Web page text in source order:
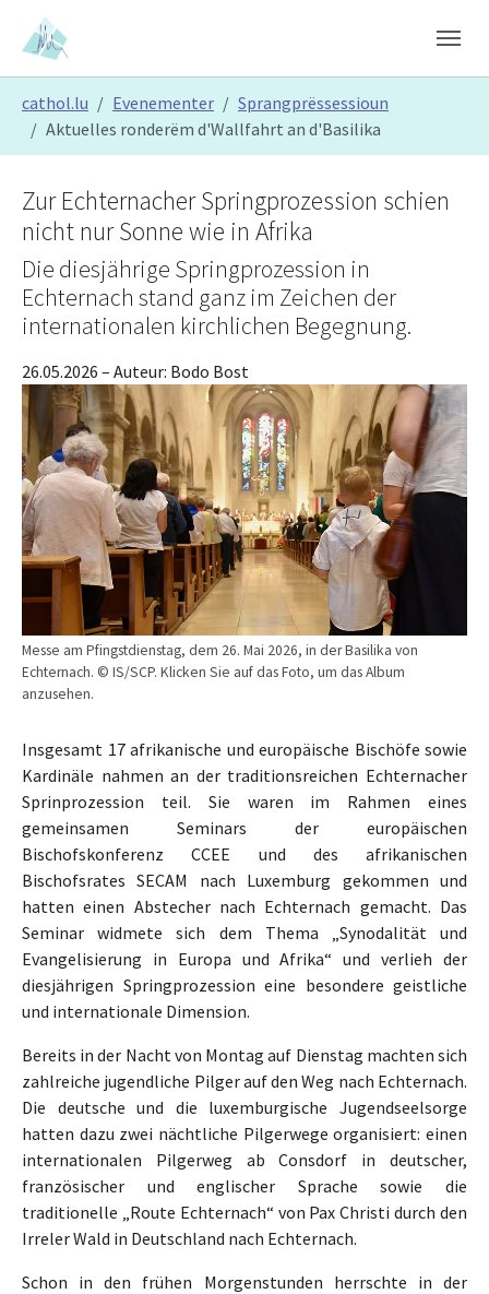
Skip to main content
Skip to page footer
cathol.lu Evenementer
Sprangprëssessioun
Aktuelles ronderëm d'Wallfahrt an d'Basilika
Messe am Pfingstdienstag, dem 26. Mai 2026, in der Basilika von
Echternach. © IS/SCP. Klicken Sie auf das Foto, um das Album
anzusehen.
Zur Echternacher Springprozession schien
nicht nur Sonne wie in Afrika
Die diesjährige Springprozession in
Echternach stand ganz im Zeichen der
internationalen kirchlichen Begegnung.
26.05.2026 – Auteur: Bodo Bost
Insgesamt 17 afrikanische und europäische Bischöfe sowie
Kardinäle nahmen an der traditionsreichen Echternacher
Sprinprozession teil. Sie waren im Rahmen eines
gemeinsamen Seminars der europäischen
Bischofskonferenz CCEE und des afrikanischen
Bischofsrates SECAM nach Luxemburg gekommen und
hatten einen Abstecher nach Echternach gemacht. Das
Seminar widmete sich dem Thema „Synodalität und
Evangelisierung in Europa und Afrika“ und verlieh der
diesjährigen Springprozession eine besondere geistliche
und internationale Dimension.
Bereits in der Nacht von Montag auf Dienstag machten sich
zahlreiche jugendliche Pilger auf den Weg nach Echternach.
Die deutsche und die luxemburgische Jugendseelsorge
hatten dazu zwei nächtliche Pilgerwege organisiert: einen
internationalen Pilgerweg ab Consdorf in deutscher,
französischer und englischer Sprache sowie die
traditionelle „Route Echternach“ von Pax Christi durch den
Irreler Wald in Deutschland nach Echternach.
Schon in den frühen Morgenstunden herrschte in der